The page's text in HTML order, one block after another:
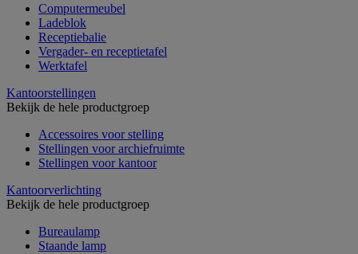
Computermeubel
Ladeblok
Receptiebalie
Vergader- en receptietafel
Werktafel
Kantoorstellingen
Bekijk de hele productgroep
Accessoires voor stelling
Stellingen voor archiefruimte
Stellingen voor kantoor
Kantoorverlichting
Bekijk de hele productgroep
Bureaulamp
Staande lamp